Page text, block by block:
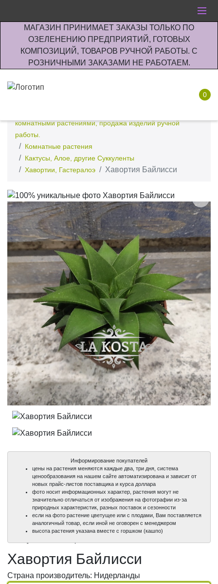
МАГАЗИН ПРИНИМАЕТ ЗАКАЗЫ ТОЛЬКО ПО
ОЗЕЛЕНЕНИЮ ПРЕДПРИЯТИЙ, ГОТОВЫХ
КОМПОЗИЦИЙ, ТОВАРОВ РУЧНОЙ РАБОТЫ. С
РОЗНИЧНЫМИ ЗАКАЗАМИ НЕ РАБОТАЕМ.
0
комнатными растениями, продажа изделий ручной
работы.
Комнатные растения
Кактусы, Алое, другие Суккуленты
Хавортии, Гастералоэ
Хавортия Байлисси
100%
100%
Информирование покупателей
цены на растения меняются каждые два, три дня, система
ценообразования на нашем сайте автоматизирована и зависит от
новых прайс-листов поставщика и курса доллара
фото носит информационных характер, растения могут не
значительно отличаться от изображения на фотографии из-за
природных характеристик, разных поставок и сезонности
если на фото растение цветущее или с плодами, Вам поставляется
аналогичный товар, если иной не оговорен с менеджером
высота растения указана вместе с горшком (кашпо)
Хавортия Байлисси
Страна производитель: Нидерланды